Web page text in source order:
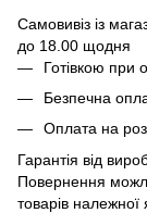
Самовивіз із
до 18.00 щодня
Готівкою при
Безпечна
Оплата на
Гарантія від
Повернення
товарів належної